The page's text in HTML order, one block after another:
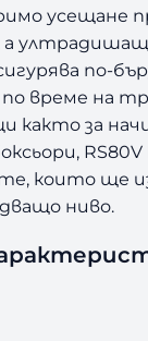
усещане
по-
време на
както за
RS80V
които ще
ниво.